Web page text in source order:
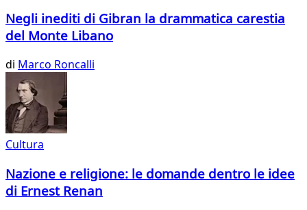
Negli inediti di Gibran la drammatica carestia
del Monte Libano
di Marco Roncalli
Cultura
Nazione e religione: le domande dentro le idee
di Ernest Renan